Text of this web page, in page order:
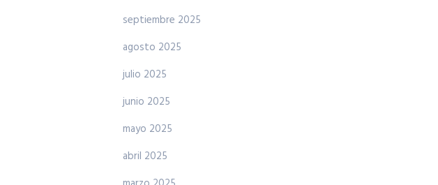
septiembre 2025
agosto 2025
julio 2025
junio 2025
mayo 2025
abril 2025